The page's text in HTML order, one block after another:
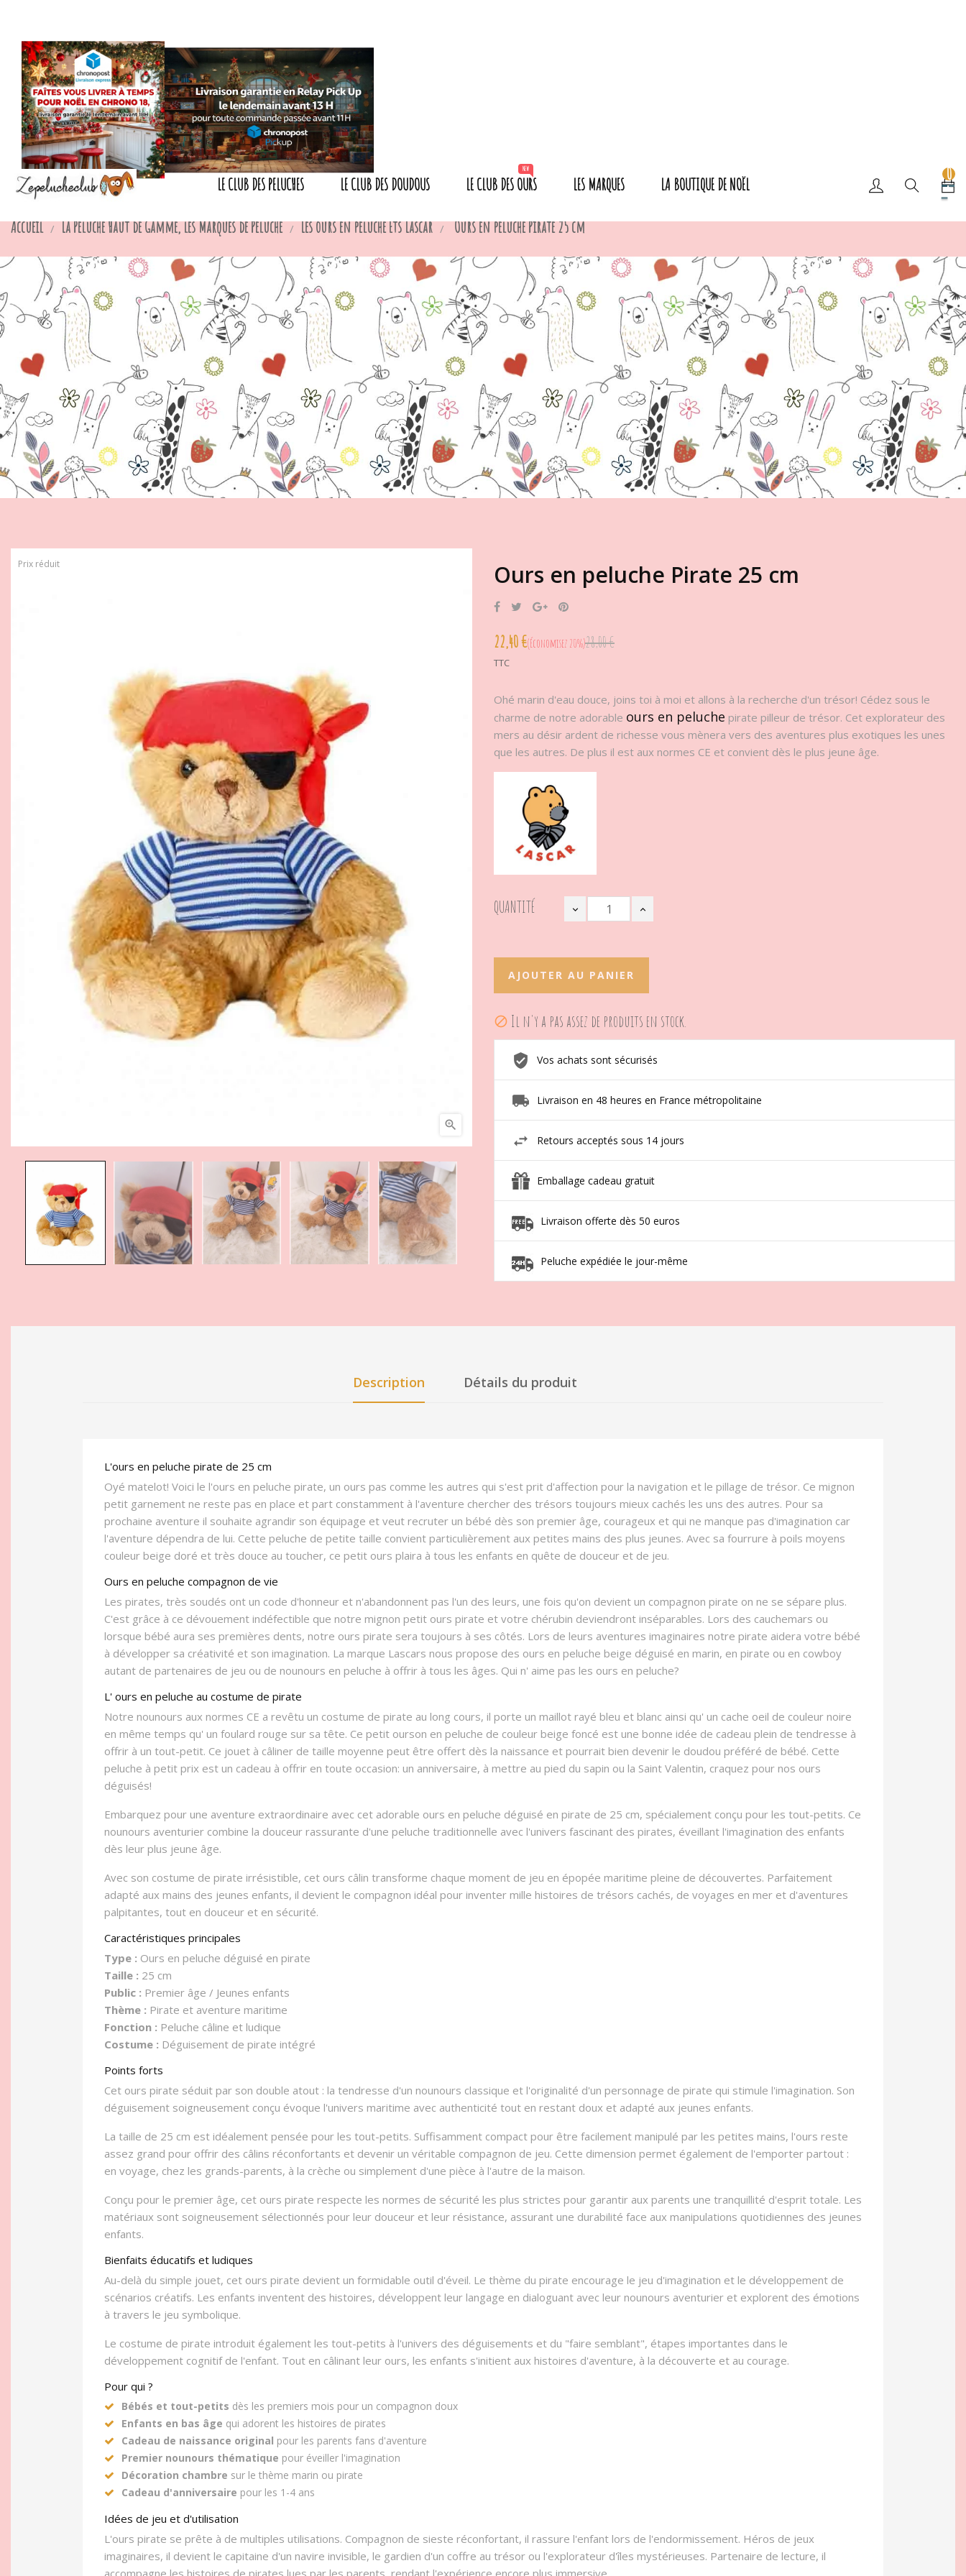
LE CLUB DES PELUCHES LE CLUB DES DOUDOUS LE CLUB DES OURS
NEW
LES MARQUES LA BOUTIQUE DE NOËL
0
Accueil La Peluche Haut de Gamme, les Marques de Peluche Les ours en peluche Ets Lascar Ours en peluche Pirate 25 cm
Prix réduit

Ours en peluche Pirate 25 cm
PartagerTweet Google+
22,40 € Économisez 20%28,00 €
TTC
Ohé marin d'eau douce, joins toi à moi et allons à la recherche d'un trésor! Cédez sous le
charme de notre adorable ours en peluche pirate pilleur de trésor. Cet explorateur des
mers au désir ardent de richesse vous mènera vers des aventures plus exotiques les unes
que les autres. De plus il est aux normes CE et convient dès le plus jeune âge.
QUANTITÉ
AJOUTER AU PANIER
 Il n'y a pas assez de produits en stock.
Vos achats sont sécurisés
Livraison en 48 heures en France métropolitaine
Retours acceptés sous 14 jours
Emballage cadeau gratuit
Livraison offerte dès 50 euros
Peluche expédiée le jour-même
Description Détails du produit
L'ours en peluche pirate de 25 cm
Oyé matelot! Voici le l'ours en peluche pirate, un ours pas comme les autres qui s'est prit d'affection pour la navigation et le pillage de trésor. Ce mignon
petit garnement ne reste pas en place et part constamment à l'aventure chercher des trésors toujours mieux cachés les uns des autres. Pour sa
prochaine aventure il souhaite agrandir son équipage et veut recruter un bébé dès son premier âge, courageux et qui ne manque pas d'imagination car
l'aventure dépendra de lui. Cette peluche de petite taille convient particulièrement aux petites mains des plus jeunes. Avec sa fourrure à poils moyens
couleur beige doré et très douce au toucher, ce petit ours plaira à tous les enfants en quête de douceur et de jeu.
Ours en peluche compagnon de vie
Les pirates, très soudés ont un code d'honneur et n'abandonnent pas l'un des leurs, une fois qu'on devient un compagnon pirate on ne se sépare plus.
C'est grâce à ce dévouement indéfectible que notre mignon petit ours pirate et votre chérubin deviendront inséparables. Lors des cauchemars ou
lorsque bébé aura ses premières dents, notre ours pirate sera toujours à ses côtés. Lors de leurs aventures imaginaires notre pirate aidera votre bébé
à développer sa créativité et son imagination. La marque Lascars nous propose des ours en peluche beige déguisé en marin, en pirate ou en cowboy
autant de partenaires de jeu ou de nounours en peluche à offrir à tous les âges. Qui n' aime pas les ours en peluche?
L' ours en peluche au costume de pirate
Notre nounours aux normes CE a revêtu un costume de pirate au long cours, il porte un maillot rayé bleu et blanc ainsi qu' un cache oeil de couleur noire
en même temps qu' un foulard rouge sur sa tête. Ce petit ourson en peluche de couleur beige foncé est une bonne idée de cadeau plein de tendresse à
offrir à un tout-petit. Ce jouet à câliner de taille moyenne peut être offert dès la naissance et pourrait bien devenir le doudou préféré de bébé. Cette
peluche à petit prix est un cadeau à offrir en toute occasion: un anniversaire, à mettre au pied du sapin ou la Saint Valentin, craquez pour nos ours
déguisés!
Embarquez pour une aventure extraordinaire avec cet adorable ours en peluche déguisé en pirate de 25 cm, spécialement conçu pour les tout-petits. Ce
nounours aventurier combine la douceur rassurante d'une peluche traditionnelle avec l'univers fascinant des pirates, éveillant l'imagination des enfants
dès leur plus jeune âge.
Avec son costume de pirate irrésistible, cet ours câlin transforme chaque moment de jeu en épopée maritime pleine de découvertes. Parfaitement
adapté aux mains des jeunes enfants, il devient le compagnon idéal pour inventer mille histoires de trésors cachés, de voyages en mer et d'aventures
palpitantes, tout en douceur et en sécurité.
Caractéristiques principales
Type : Ours en peluche déguisé en pirate
Taille : 25 cm
Public : Premier âge / Jeunes enfants
Thème : Pirate et aventure maritime
Fonction : Peluche câline et ludique
Costume : Déguisement de pirate intégré
Points forts
Cet ours pirate séduit par son double atout : la tendresse d'un nounours classique et l'originalité d'un personnage de pirate qui stimule l'imagination. Son
déguisement soigneusement conçu évoque l'univers maritime avec authenticité tout en restant doux et adapté aux jeunes enfants.
La taille de 25 cm est idéalement pensée pour les tout-petits. Suffisamment compact pour être facilement manipulé par les petites mains, l'ours reste
assez grand pour offrir des câlins réconfortants et devenir un véritable compagnon de jeu. Cette dimension permet également de l'emporter partout :
en voyage, chez les grands-parents, à la crèche ou simplement d'une pièce à l'autre de la maison.
Conçu pour le premier âge, cet ours pirate respecte les normes de sécurité les plus strictes pour garantir aux parents une tranquillité d'esprit totale. Les
matériaux sont soigneusement sélectionnés pour leur douceur et leur résistance, assurant une durabilité face aux manipulations quotidiennes des jeunes
enfants.
Bienfaits éducatifs et ludiques
Au-delà du simple jouet, cet ours pirate devient un formidable outil d'éveil. Le thème du pirate encourage le jeu d'imagination et le développement de
scénarios créatifs. Les enfants inventent des histoires, développent leur langage en dialoguant avec leur nounours aventurier et explorent des émotions
à travers le jeu symbolique.
Le costume de pirate introduit également les tout-petits à l'univers des déguisements et du "faire semblant", étapes importantes dans le
développement cognitif de l'enfant. Tout en câlinant leur ours, les enfants s'initient aux histoires d'aventure, à la découverte et au courage.
Pour qui ?
Bébés et tout-petits dès les premiers mois pour un compagnon doux
Enfants en bas âge qui adorent les histoires de pirates
Cadeau de naissance original pour les parents fans d'aventure
Premier nounours thématique pour éveiller l'imagination
Décoration chambre sur le thème marin ou pirate
Cadeau d'anniversaire pour les 1-4 ans
Idées de jeu et d'utilisation
L'ours pirate se prête à de multiples utilisations. Compagnon de sieste réconfortant, il rassure l'enfant lors de l'endormissement. Héros de jeux
imaginaires, il devient le capitaine d'un navire invisible, le gardien d'un coffre au trésor ou l'explorateur d'îles mystérieuses. Partenaire de lecture, il